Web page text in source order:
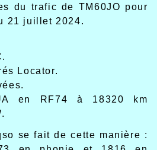
du trafic de TM60JO pour
21 juillet 2024.
Locator.
en RF74 à 18320 km
se fait de cette manière :